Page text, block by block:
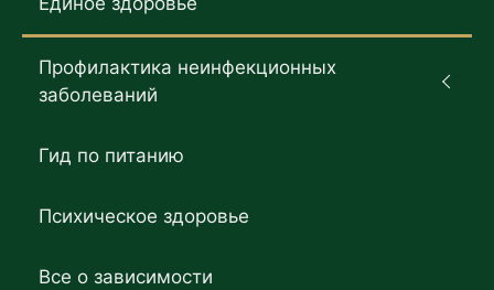
Профилактика неинфекционных
заболеваний
Гид по питанию
Психическое здоровье
Все о зависимости